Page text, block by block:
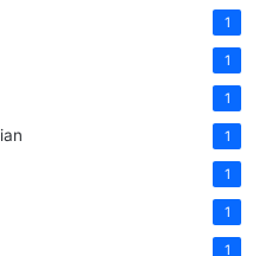
1
1
1
1
1
1
1